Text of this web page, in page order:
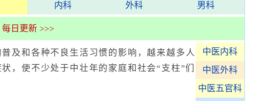
内科 外科 男科
日更新 >>>
中医内科
中医外科
中医五官科
和各种不良生活习惯的影响，越来越多人
，使不少处于中壮年的家庭和社会“支柱”们